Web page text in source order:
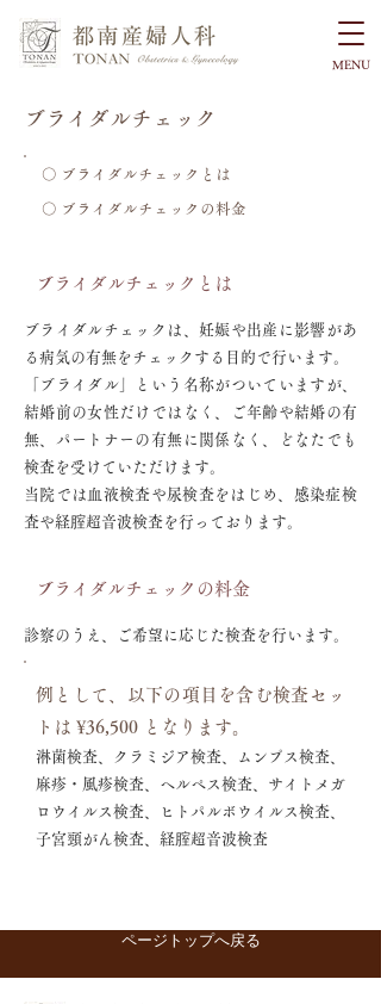
MENU
ブライダルチェック
○ ブライダルチェックとは
○ ブライダルチェックの料金
ブライダルチェックとは
ブライダルチェックは、妊娠や出産に影響があ
る病気の有無をチェックする目的で行います。
「ブライダル」という名称がついていますが、
結婚前の女性だけではなく、ご年齢や結婚の有
無、パートナーの有無に関係なく、どなたでも
検査を受けていただけます。
​ 当院では血液検査や尿検査をはじめ、感染症検
査や経腟超音波検査を行っております。
ブライダルチェックの料金
診察のうえ、ご希望に応じた検査を行います。
例として、以下の項目を含む検査セッ
トは ¥36,500 となります。
淋菌検査、クラミジア検査、ムンプス検査、
麻疹・風疹検査、ヘルペス検査、サイトメガ
ロウイルス検査、ヒトパルボウイルス検査、
子宮頸がん検査、経腟超音波検査
ページトップへ戻る